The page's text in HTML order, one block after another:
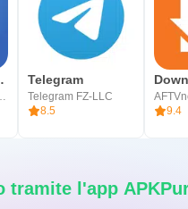
Telegram
Telegram FZ-LLC
8.5
9.4
tramite l'app